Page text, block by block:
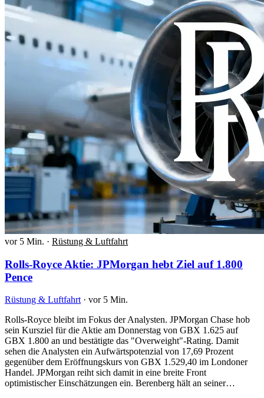
vor 5 Min. · Rüstung & Luftfahrt
Rolls-Royce Aktie: JPMorgan hebt Ziel auf 1.800
Pence
Rüstung & Luftfahrt · vor 5 Min.
Rolls-Royce bleibt im Fokus der Analysten. JPMorgan Chase hob
sein Kursziel für die Aktie am Donnerstag von GBX 1.625 auf
GBX 1.800 an und bestätigte das "Overweight"-Rating. Damit
sehen die Analysten ein Aufwärtspotenzial von 17,69 Prozent
gegenüber dem Eröffnungskurs von GBX 1.529,40 im Londoner
Handel. JPMorgan reiht sich damit in eine breite Front
optimistischer Einschätzungen ein. Berenberg hält an seiner…